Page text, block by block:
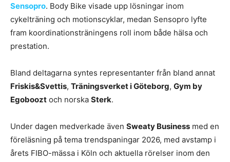
Sensopro. Body Bike visade upp lösningar inom
cykelträning och motionscyklar, medan Sensopro lyfte
fram koordinationsträningens roll inom både hälsa och
prestation.
Bland deltagarna syntes representanter från bland annat
Friskis&Svettis, Träningsverket i Göteborg, Gym by
Egoboozt och norska Sterk.
Under dagen medverkade även Sweaty Business med en
föreläsning på tema trendspaningar 2026, med avstamp i
årets FIBO-mässa i Köln och aktuella rörelser inom den